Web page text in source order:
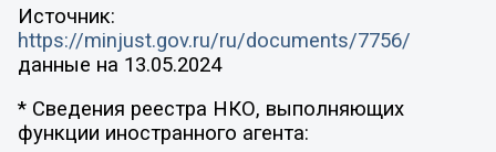
Источник:
https://minjust.gov.ru/ru/documents/7756/
данные на 13.05.2024
* Сведения реестра НКО, выполняющих
функции иностранного агента: